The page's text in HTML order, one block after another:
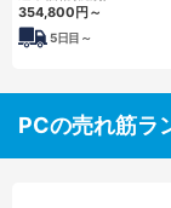
354,800円～
5日目～
PCの売れ筋ラ